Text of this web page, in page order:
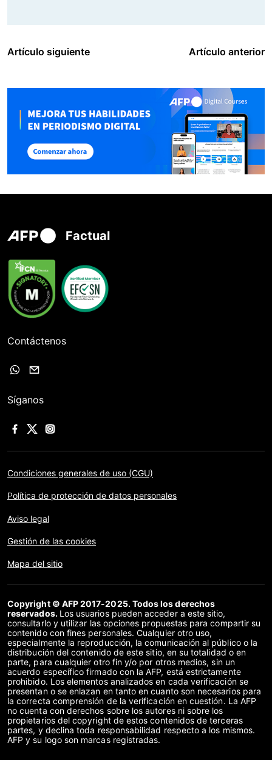
Artículo siguiente Artículo anterior
Factual
Contáctenos
Síganos
Condiciones generales de uso (CGU)
Política de protección de datos personales
Aviso legal
Gestión de las cookies
Mapa del sitio
Copyright © AFP 2017-2025. Todos los derechos
reservados. Los usuarios pueden acceder a este sitio,
consultarlo y utilizar las opciones propuestas para compartir su
contenido con fines personales. Cualquier otro uso,
especialmente la reproducción, la comunicación al público o la
distribución del contenido de este sitio, en su totalidad o en
parte, para cualquier otro fin y/o por otros medios, sin un
acuerdo específico firmado con la AFP, está estrictamente
prohibido. Los elementos analizados en cada verificación se
presentan o se enlazan en tanto en cuanto son necesarios para
la correcta comprensión de la verificación en cuestión. La AFP
no cuenta con derechos sobre los autores ni sobre los
propietarios del copyright de estos contenidos de terceras
partes, y declina toda responsabilidad respecto a los mismos.
AFP y su logo son marcas registradas.